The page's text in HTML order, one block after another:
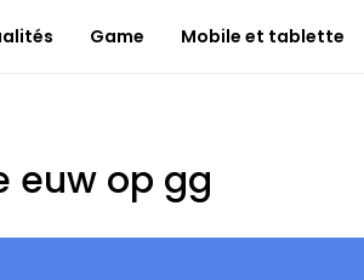
Game Mobile et tablette
euw op gg